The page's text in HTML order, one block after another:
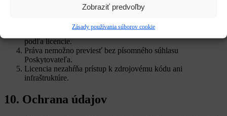
Zobraziť predvoľby
Zásady používania súborov cookie
vlastníctvo patria Poskytovateľovi.
Akékoľvek kopírovanie, úprava, šírenie alebo zverejnenie bez
súhlasu je zakázané.
Klient získava len nevýhradné právo na používanie aplikácie
podľa licencie.
Práva nemožno previesť bez písomného súhlasu
Poskytovateľa.
Licencia nezahŕňa prístup k zdrojovému kódu ani
infraštruktúre.
10. Ochrana údajov